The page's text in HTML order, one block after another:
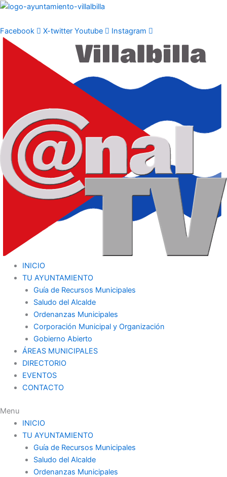
Ir
contenido
Facebook X-twitter Youtube Instagram
INICIO
TU AYUNTAMIENTO
Guía de Recursos Municipales
Saludo del Alcalde
Ordenanzas Municipales
Corporación Municipal y Organización
Gobierno Abierto
ÁREAS MUNICIPALES
DIRECTORIO
EVENTOS
CONTACTO
Menu
INICIO
TU AYUNTAMIENTO
Guía de Recursos Municipales
Saludo del Alcalde
Ordenanzas Municipales